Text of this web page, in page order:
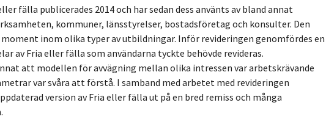
fälla publicerades 2014 och har sedan dess använts av bland annat
kommuner, länsstyrelser, bostadsföretag och konsulter. Den
inom olika typer av utbildningar. Inför revideringen genomfördes en
av Fria eller fälla som användarna tyckte behövde revideras.
att modellen för avvägning mellan olika intressen var arbetskrävande
var svåra att förstå. I samband med arbetet med revideringen
version av Fria eller fälla ut på en bred remiss och många